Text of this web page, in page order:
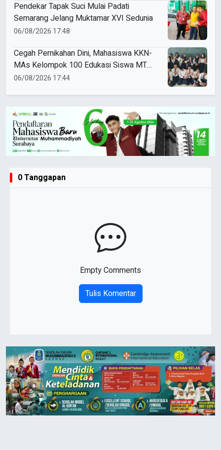
Pendekar Tapak Suci Mulai Padati
Semarang Jelang Muktamar XVI Sedunia
06/08/2026 17:48
Cegah Pernikahan Dini, Mahasiswa KKN-
MAs Kelompok 100 Edukasi Siswa MTS
Miftahul Ulum Tawangsari
06/08/2026 17:44
0 Tanggapan
Empty Comments
Tulis Komentar